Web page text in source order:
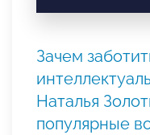
Зачем
Наталья
популярные